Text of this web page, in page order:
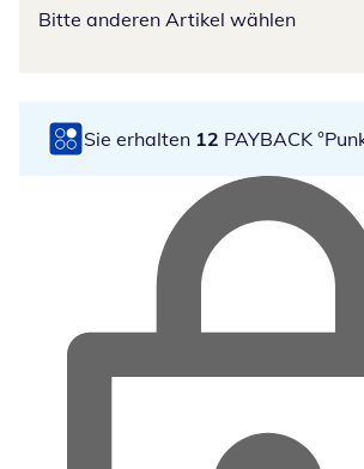
Bitte anderen Artikel wählen
Sie erhalten 12 PAYBACK